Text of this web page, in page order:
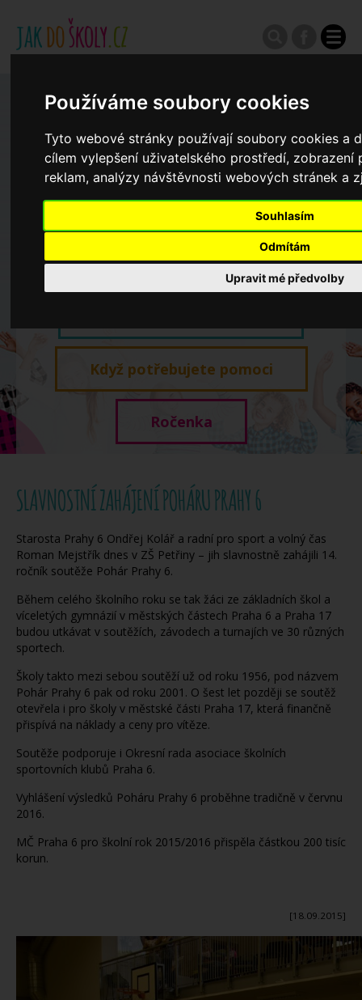
Používáme soubory cookies
Tyto webové stránky používají soubory cookies a
cílem vylepšení uživatelského prostředí, zobrazení
reklam, analýzy návštěvnosti webových stránek a
Souhlasím
Odmítám
Upravit mé předvolby
Zápisy do ZŠ 2026/27
Výroční zprávy
Koncepce školství
Když potřebujete pomoci
Ročenka
SLAVNOSTNÍ ZAHÁJENÍ POHÁRU PRAHY 6
Starosta Prahy 6 Ondřej Kolář a radní pro sport a volný čas
Roman Mejstřík dnes v ZŠ Petřiny – jih slavnostně zahájili 14.
ročník soutěže Pohár Prahy 6.
Během celého školního roku se tak žáci ze základních škol a
víceletých gymnázií v městských částech Praha 6 a Praha 17
budou utkávat v soutěžích, závodech a turnajích ve 30 různých
sportech.
Školy takto mezi sebou soutěží už od roku 1956, pod názvem
Pohár Prahy 6 pak od roku 2001. O šest let později se soutěž
otevřela i pro školy v městské části Praha 17, která finančně
přispívá na náklady a ceny pro vítěze.
Soutěže podporuje i Okresní rada asociace školních
sportovních klubů Praha 6.
Vyhlášení výsledků Poháru Prahy 6 proběhne tradičně v červnu
2016.
MČ Praha 6 pro školní rok 2015/2016 přispěla částkou 200 tisíc
korun.
[18.09.2015]